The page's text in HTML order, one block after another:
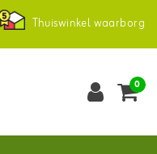
Thuiswinkel waarborg
0